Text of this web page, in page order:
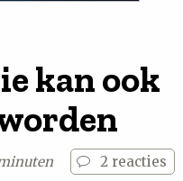
kan ook
2 reacties